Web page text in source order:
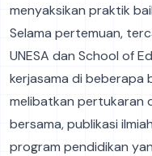
menyaksikan praktik
Selama pertemuan,
UNESA dan School of
kerjasama di beberapa
melibatkan pertukaran
bersama, publikasi
program pendidikan